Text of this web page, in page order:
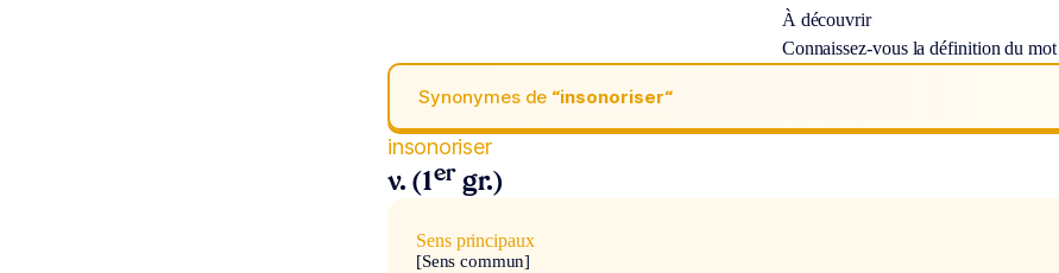
À découvrir
Connaissez-vous la définition du mot
Synonymes de “insonoriser“
insonoriser
v. (1er gr.)
Sens principaux
[Sens commun]